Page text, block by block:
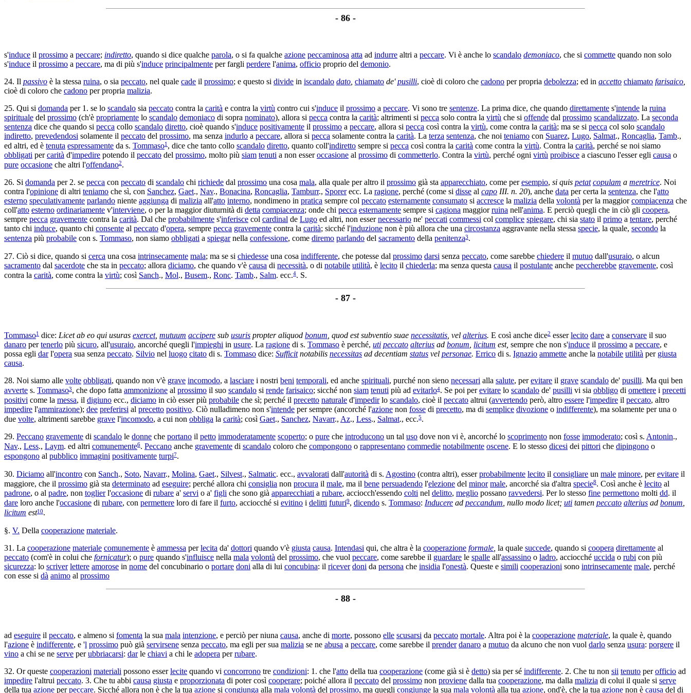
- 86 -
s'induce il prossimo a peccare; indiretto, quando si dice qualche parola, o si fa qualche azione peccaminosa atta ad indurre altri a peccare. Vi è anche lo scandalo demoniaco, che si commette quando non solo
s'induce il prossimo a peccare, ma di più s'induce principalmente per fargli perdere l'anima, officio proprio del demonio.
24. Il passivo è la stessa ruina, o sia peccato, nel quale cade il prossimo; e questo si divide in iscandalo dato chiamato de'pusilli, cioè di coloro che cadono per propria debolezza; ed in accetto chiamato farisaico
cioè di coloro che cadono per propria malizia.
25. Qui si domanda per 1. se lo scandalo sia peccato contra la carità e contra la virtù contro cui s'induce il prossimo a peccare. Vi sono tre sentenze. La prima dice, che quando direttamente s'intende la ruina
spirituale del prossimo (ch'è propriamente lo scandalo demoniaco di sopra nominato), allora si pecca contra la carità; altrimenti si pecca solo contra la virtù che si offende dal prossimo scandalizzato. La seconda
sentenza dice che quando si pecca collo scandalo diretto, cioè quando s'induce positivamente il prossimo a peccare, allora si pecca così contra la virtù, come contra la carità; ma se si pecca col solo scandalo
indiretto, prevedendosi solamente il peccato del prossimo, ma senza indurlo a peccare, allora si pecca solamente contra la carità. La terza sentenza, che noi teniamo con Suarez, Lugo, Salmat., Roncaglia, Tamb.,
ed altri, ed è tenuta espressamente da s. Tommaso1 , dice che tanto collo scandalo diretto, quanto coll'indiretto sempre si pecca così contra la carità come contra la virtù. Contra la carità, perché se noi siamo
obbligati percarità d'impedire potendo il peccato del prossimo, molto più siam tenuti a non esseroccasione al prossimo di commetterlo. Contra la virtù, perché ogni virtù proibisce a ciascuno l'esser egli causa o
pure occasione che altri l'offendano2.
26. Si domanda per 2. se pecca con peccato di scandalo chi richiede dal prossimo una cosa mala, alla quale per altro il prossimo già sta apparecchiato, come peresempio, si quis petat copulam a meretrice. Noi
contra l'opinione di altri teniamo che sì, con Sanchez, Gaet., Nav., Bonacina, Roncaglia, Tamburr., Sporerecc. La ragione, perché (come si disse al capo III. n. 20), anche data per certa la sentenza, che l'atto
esterno speculativamente parlando niente aggiunga di malizia all'atto interno, nondimeno in pratica sempre col peccato esternamente consumato si accresce la malizia della volontà per la maggiorcompiacenza che
coll'atto esterno ordinariamente v'interviene, o per la maggiordiuturnità di detta compiacenza; onde chi pecca esternamente sempre si cagiona maggiorruina nell'anima. E perciò quegli che in ciò gli coopera,
sempre pecca gravemente contra la carità. Dal che probabilmente s'inferisce col cardinal de Lugo ed altri, non essernecessario ne' peccati commessi col complice spiegare, chi sia stato il primo a tentare, perché
tanto chi induce, quanto chi consente al peccato d'opera, sempre pecca gravemente contra la carità; sicché l'induzione non è più allora che una circostanza aggravante nella stessa specie, la quale, secondo la
sentenza più probabile con s. Tommaso, non siamo obbligati a spiegarnella confessione, come diremo parlando del sacramento della penitenza3.
27. Ciò si dice, quando si cerca una cosa intrinsecamente mala; ma se si chiedesse una cosa indifferente, che potesse dal prossimo darsi senza peccato, come sarebbe chiedere il mutuo dall'usuraio, o alcun
sacramento dal sacerdote che sta in peccato; allora diciamo, che quando v'è causa di necessità, o di notabile utilità, è lecito il chiederla; ma senza questa causa il postulante anche peccherebbe gravemente, così
contra la carità, come contra la virtù; così Sanch., Mol., Busem., Ronc. Tamb., Salm. ecc.4. S.
- 87 -
Tommaso1 dice: Licet ab eo qui usuras exercet, mutuum accipere sub usuris propter aliquod bonum , quod estsubventio suae necessitatis , vel alterius. E così anche dice2 esserlecito dare a conservare il suo
danaro pertenerlo più sicuro, all'usuraio, ancorché quegli l'impieghi in usure. La ragione di s. Tommaso è perché, uti peccato alterius ad bonum licitum est, sempre che non s'induce il prossimo a peccare, e
possa egli darl'opera sua senza peccato. Silvio nel luogo citato di s. Tommaso dice: Sufficit notabilis necessitas ad decentiam status vel personae. Errico di s. Ignazio ammette anche la notabile utilità per giusta
causa.
28. Noi siamo alle volte obbligati, quando non v'è grave incomodo, a lasciare i nostri beni temporali, ed anche spirituali, purché non sieno necessari alla salute, perevitare il grave scandalo de' pusilli. Ma qui ben
avverte s. Tommaso3, che dopo fatta ammonizione al prossimo il suo scandalo si rende farisaico; sicché non siam tenuti più ad evitarlo4. Se poi perevitare lo scandalo de' pusilli vi sia obbligo di omettere i precetti
positivi come la messa, il digiuno ecc., diciamo in ciò esser più probabile che sì; perché il precetto naturale d'impedirlo scandalo, cioè il peccato altrui (avvertendo però, altro essere l'impedire il peccato, altro
impedire l'ammirazione); dee preferirsi al precetto positivo. Ciò nulladimeno non s'intende per sempre (ancorché l'azione non fosse di precetto, ma di semplice divozione o indifferente), ma solamente per una o
due volte, altrimenti sarebbe grave l'incomodo, a cui non obbliga la carità; così Gaet., Sanchez, Navarr., Az., Less., Salmat., ecc.5.
29. Peccano gravemente di scandalo le donne che portano il petto immoderatamente scoperto; o pure che introducono un tal uso dove non vi è, ancorché lo scoprimento non fosse immoderato; così s. Antonin.,
Nav., Less., Laym. ed altri comunemente6. Peccano anche gravemente di scandalo coloro che compongono o rappresentano commedie notabilmente oscene. E lo stesso dicesi dei pittori che dipingono o
espongono al pubblico immagini positivamente turpi7.
30. Diciamo all'incontro con Sanch., Soto, Navarr., Molina, Gaet., Silvest., Salmatic. ecc., avvalorati dall'autorità di s. Agostino (contra altri), esserprobabilmente lecito il consigliare un male minore, perevitare il
maggiore, che il prossimo già sta determinato ad eseguire; perché allora chi consiglia non procura il male, ma il bene persuadendo l'elezione del minor male, ancorché sia d'altra specie8. Così anche è lecito al
padrone, o al padre, non toglierl'occasione di rubare a' servi o a' figli che sono già apparecchiati a rubare, acciocch'essendo colti nel delitto, meglio possano ravvedersi. Per lo stesso fine permettono molti dd. il
dare loro anche l'occasione di rubare, con permettere loro di fare il furto, acciocché si evitino i delitti futuri9, dicendo s. Tommaso: Inducere ad peccandum , nullo modo licet; uti tamen peccato alterius ad bonum
licitum est10.
§. V. Della cooperazione materiale.
31. La cooperazione materiale comunemente è ammessa perlecita da' dottori quando v'è giusta causa. Intendasi qui, che altra è la cooperazione formale la quale succede, quando si coopera direttamente al
peccato (com'è in colui che fornicatur); o pure quando s'influisce nella mala volontà del prossimo, che vuol peccare, come sarebbe il guardare le spalle all'assassino o ladro, acciocché uccida o rubi con più
sicurezza: lo scriver lettere amorose in nome del concubinario o portare doni alla di lui concubina: il ricever doni da persona che insidia l'onestà. Queste e simili cooperazioni sono intrinsecamente male, perché
con esse si dà animo al prossimo
- 88 -
ad eseguire il peccato, e almeno si fomenta la sua mala intenzione, e perciò per niuna causa, anche di morte, possono elle scusarsi da peccato mortale. Altra poi è la cooperazione materiale, la quale è, quando
l'azione è indifferente, e 'l prossimo può già servirsene senza peccato, ma egli per sua malizia se ne abusa a peccare, come sarebbe il prender danaro a mutuo da alcuno che non vuol darlo senza usura: porgere il
vino a chi se ne serve perubbriacarsi: darle chiavi a chi le adopera perrubare.
32. Or queste cooperazioni materiali possono esserlecite quando vi concorrono tre condizioni: 1. che l'atto della tua cooperazione (come già si è detto) sia per sé indifferente. 2. Che tu non sii tenuto perofficio ad
impedire l'altrui peccato. 3. Che tu abbi causa giusta e proporzionata di poter così cooperare; poiché allora il peccato del prossimo non proviene dalla tua cooperazione, ma dalla malizia di colui il quale si serve
della tua azione perpeccare. Sicché allora non è che la tua azione si congiunga alla mala volontà del prossimo, ma quegli congiunge la sua mala volontà alla tua azione, ond'è, che la tua azione non è causa del di